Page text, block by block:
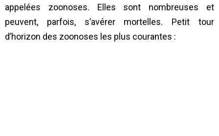
appelées zoonoses. Elles sont nombreuses et
peuvent, parfois, s’avérer mortelles. Petit tour
d’horizon des zoonoses les plus courantes :